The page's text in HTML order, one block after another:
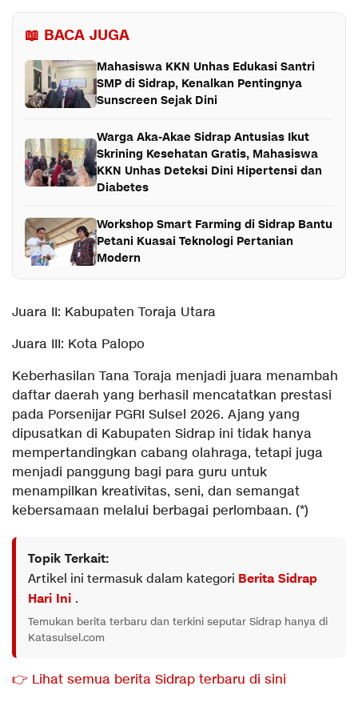
📖 BACA JUGA
Mahasiswa KKN Unhas Edukasi Santri
SMP di Sidrap, Kenalkan Pentingnya
Sunscreen Sejak Dini
Warga Aka-Akae Sidrap Antusias Ikut
Skrining Kesehatan Gratis, Mahasiswa
KKN Unhas Deteksi Dini Hipertensi dan
Diabetes
Workshop Smart Farming di Sidrap Bantu
Petani Kuasai Teknologi Pertanian
Modern
Juara II: Kabupaten Toraja Utara
Juara III: Kota Palopo
Keberhasilan Tana Toraja menjadi juara menambah
daftar daerah yang berhasil mencatatkan prestasi
pada Porsenijar PGRI Sulsel 2026. Ajang yang
dipusatkan di Kabupaten Sidrap ini tidak hanya
mempertandingkan cabang olahraga, tetapi juga
menjadi panggung bagi para guru untuk
menampilkan kreativitas, seni, dan semangat
kebersamaan melalui berbagai perlombaan. (*)
Topik Terkait:
Artikel ini termasuk dalam kategori Berita Sidrap
Hari Ini .
Temukan berita terbaru dan terkini seputar Sidrap hanya di
Katasulsel.com
👉 Lihat semua berita Sidrap terbaru di sini